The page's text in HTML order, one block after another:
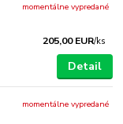
205,00 EUR/ks
momentálne vypredané
Detail
momentálne vypredané